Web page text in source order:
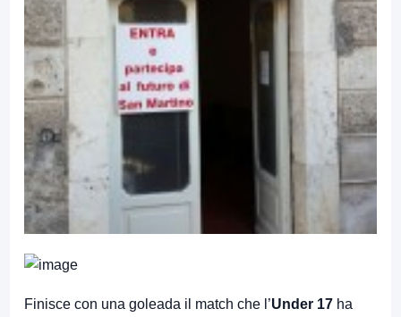
Finisce con una goleada il match che l’Under 17 ha